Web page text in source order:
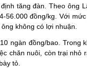
tăng đàn. Theo ông
đồng/kg. Với
không có lợi nhuận.
ngàn đồng/bao. Trong
chăn nuôi, còn trại nhỏ
tỏ.